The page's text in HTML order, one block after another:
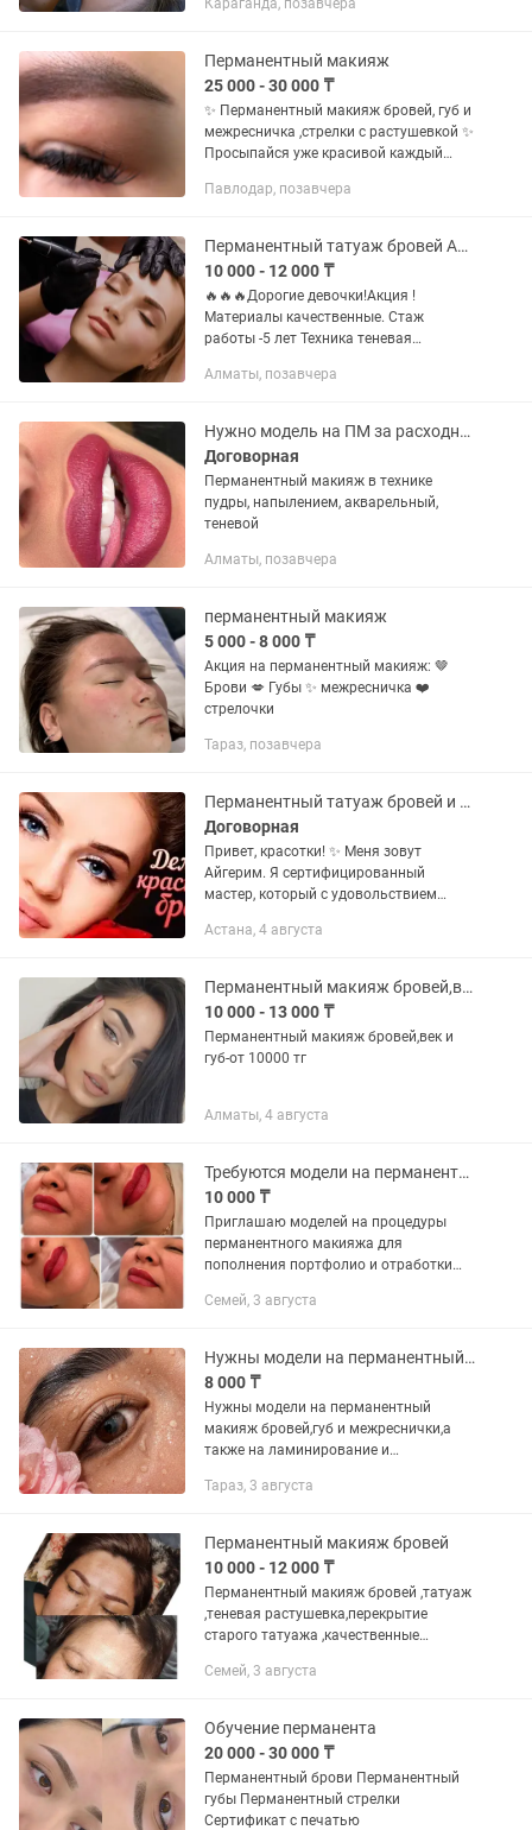
подбор формы 🚗 Работаю с выездом
в...
Караганда, позавчера
Перманентный макияж
25 000 - 30 000 ₸
✨ Перманентный макияж бровей, губ и
межресничка ,стрелки с растушевкой ✨
Просыпайся уже красивой каждый
макияжа 🤍 Я делаю естественный,
Павлодар, позавчера
Перманентный татуаж бровей Акция
10 000 - 12 000 ₸
🔥🔥🔥Дорогие девочки!Акция !
Материалы качественные. Стаж
работы -5 лет Техника теневая
красоту лица, делая взгляд ухоженным
типов...
Алматы, позавчера
Нужно модель на ПМ за расходники по новой технике
Договорная
Перманентный макияж в технике
пудры, напылением, акварельный,
теневой
Алматы, позавчера
перманентный макияж
5 000 - 8 000 ₸
Акция на перманентный макияж: 🤎
Брови 💋 Губы ✨ межресничка ❤️
стрелочки
Тараз, позавчера
Перманентный татуаж бровей и губ. Ламинирование ресниц
Договорная
Привет, красотки! ✨ Меня зовут
Айгерим. Я сертифицированный
мастер, который с удовольствием
ваше время по утрам! 🛡️ Ваша
пигменты и...
Астана, 4 августа
Перманентный макияж бровей,век и губ
10 000 - 13 000 ₸
Перманентный макияж бровей,век и
губ-от 10000 тг
Алматы, 4 августа
Требуются модели на перманентный макияж
10 000 ₸
Приглашаю моделей на процедуры
перманентного макияжа для
пополнения портфолио и отработки
межресничка 💄 Оплата только за
Стерильные...
Семей, 3 августа
Нужны модели на перманентный макияж бровей,губ и межреснички,а также на лам
8 000 ₸
Нужны модели на перманентный
макияж бровей,губ и межреснички,а
также на ламинирование и
Индивидуальный подбор формы и
работа,...
Тараз, 3 августа
Перманентный макияж бровей
10 000 - 12 000 ₸
Перманентный макияж бровей ,татуаж
,теневая растушевка,перекрытие
старого татуажа ,качественные
Семей, 3 августа
Обучение перманента
20 000 - 30 000 ₸
Перманентный брови Перманентный
губы Перманентный стрелки
Сертификат с печатью